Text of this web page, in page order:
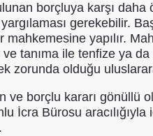
borçluya karşı
gerekebilir.
yapılır.
tanıma ile tenfize ya da
zorunda olduğu
ve borçlu kararı gönüllü
İcra Bürosu